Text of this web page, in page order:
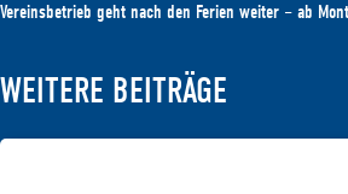
Vereinsbetrieb geht nach den Ferien weiter – ab
WEITERE BEITRÄGE